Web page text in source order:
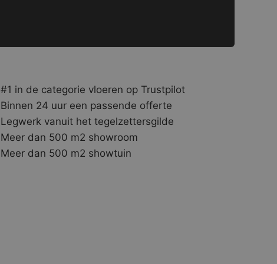
#1 in de categorie vloeren op Trustpilot
Binnen 24 uur een passende offerte
Legwerk vanuit het tegelzettersgilde
Meer dan 500 m2 showroom
Meer dan 500 m2 showtuin